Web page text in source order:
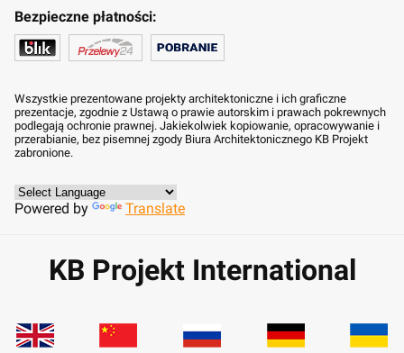
Bezpieczne płatności:
Wszystkie prezentowane projekty architektoniczne i ich graficzne
prezentacje, zgodnie z Ustawą o prawie autorskim i prawach pokrewnych
podlegają ochronie prawnej. Jakiekolwiek kopiowanie, opracowywanie i
przerabianie, bez pisemnej zgody Biura Architektonicznego KB Projekt
zabronione.
Powered by Translate
KB Projekt International